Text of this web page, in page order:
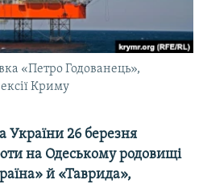
«Петро Годованець»,
Криму
26 березня
на Одеському родовищі
й «Таврида»,